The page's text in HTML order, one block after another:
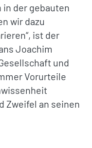
der gebauten
wir dazu
ist der
Joachim
und
Vorurteile
Zweifel an seinen